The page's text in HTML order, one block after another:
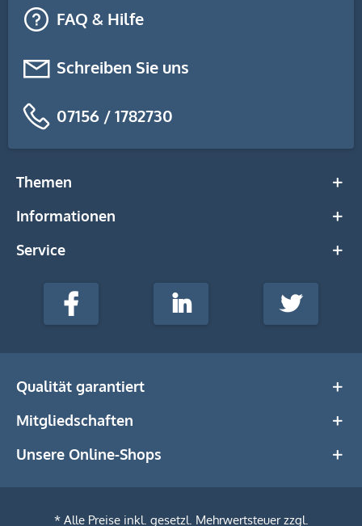
FAQ & Hilfe
Schreiben Sie uns
07156 / 1782730
Themen
Informationen
Service
stempel-
Media
Facebook LinkedIn Twitter
Qualität garantiert
Mitgliedschaften
Unsere Online-Shops
* Alle Preise inkl. gesetzl. Mehrwertsteuer zzgl.